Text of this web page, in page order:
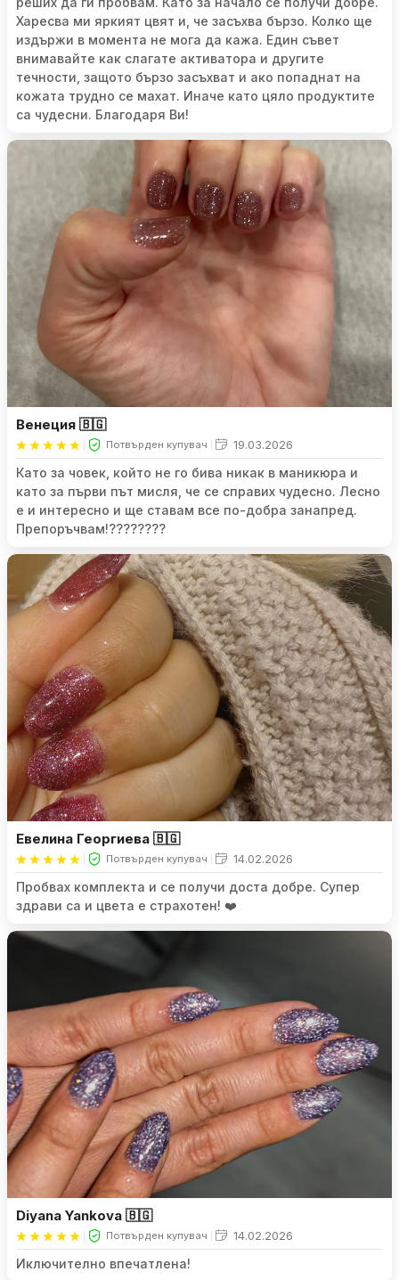
От скоро имам Dipme продуктите и най накрая се
реших да ги пробвам. Като за начало се получи добре.
Харесва ми яркият цвят и, че засъхва бързо. Колко ще
издържи в момента не мога да кажа. Един съвет
внимавайте как слагате активатора и другите
течности, защото бързо засъхват и ако попаднат на
са чудесни. Благодаря Ви!
Венеция 🇧🇬
Потвърден купувач 19.03.2026
Като за човек, който не го бива никак в маникюра и
като за първи път мисля, че се справих чудесно. Лесно
Препоръчвам!????????
Евелина Георгиева 🇧🇬
Потвърден купувач 14.02.2026
здрави са и цвета е страхотен! ❤️
Diyana Yankova 🇧🇬
Потвърден купувач